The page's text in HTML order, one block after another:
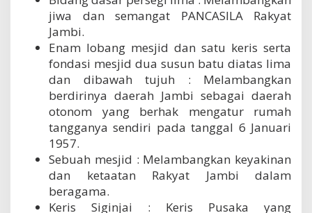
jiwa dan semangat PANCASILA Rakyat
Jambi.
Enam lobang mesjid dan satu keris serta
fondasi mesjid dua susun batu diatas lima
dan dibawah tujuh : Melambangkan
berdirinya daerah Jambi sebagai daerah
otonom yang berhak mengatur rumah
tangganya sendiri pada tanggal 6 Januari
1957.
Sebuah mesjid : Melambangkan keyakinan
dan ketaatan Rakyat Jambi dalam
beragama.
Keris Siginjai : Keris Pusaka yang